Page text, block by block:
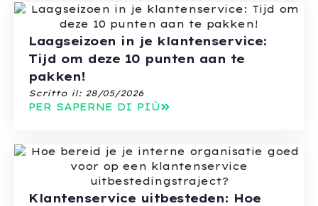
Laagseizoen in je klantenservice:
Tijd om deze 10 punten aan te
pakken!
Scritto il: 28/05/2026
PER SAPERNE DI PIÙ
Klantenservice uitbesteden: Hoe